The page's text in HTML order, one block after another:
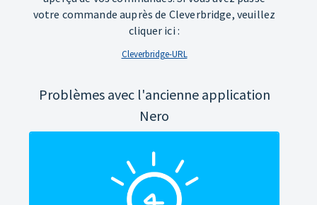
votre commande auprès de Cleverbridge, veuillez
cliquer ici :
Cleverbridge-URL
Problèmes avec l'ancienne application
Nero